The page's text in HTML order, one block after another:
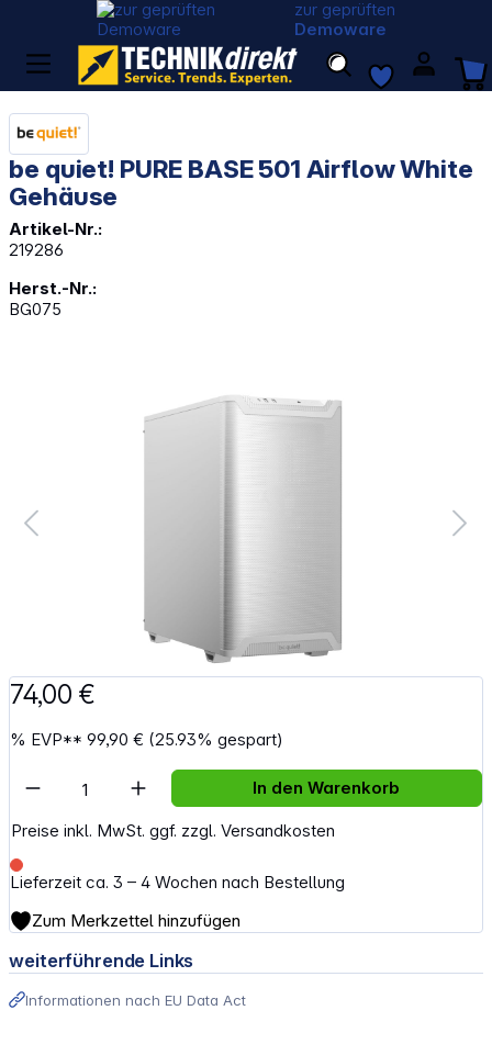
zur geprüften
Demoware
be quiet! PURE BASE 501 Airflow White
Gehäuse
Artikel-Nr.:
219286
Herst.-Nr.:
BG075
74,00 €
% EVP**99,90 € (25.93% gespart)
Preise inkl. MwSt. ggf. zzgl. Versandkosten
Lieferzeit ca. 3 – 4 Wochen nach Bestellung
Artikel Anzahl: Gib den gewünschten
In den Warenkorb
Zum Merkzettel hinzufügen
weiterführende Links
Informationen nach EU Data Act